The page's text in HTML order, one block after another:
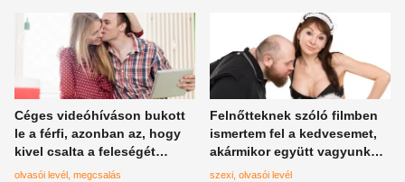
Céges videóhíváson bukott
le a férfi, azonban az, hogy
kivel csalta a feleségét
mindennél megdöbbentőbb
olvasói levél megcsalás
Felnőtteknek szóló filmben
ismertem fel a kedvesemet,
akármikor együtt vagyunk
csak erre tudok gondolni
szexi olvasói levél